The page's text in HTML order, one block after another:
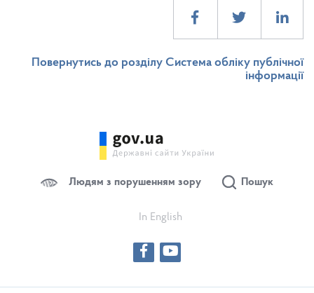
Повернутись до розділу Система обліку публічної
інформації
Людям з порушенням зору Пошук
In English